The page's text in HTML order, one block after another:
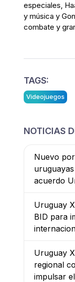
especiales,
y música y
combate y
TAGS:
Videojuegos
NOTICIAS
Nuevo
acuerdo
Uruguay
BID para
Uruguay
regional
impulsar